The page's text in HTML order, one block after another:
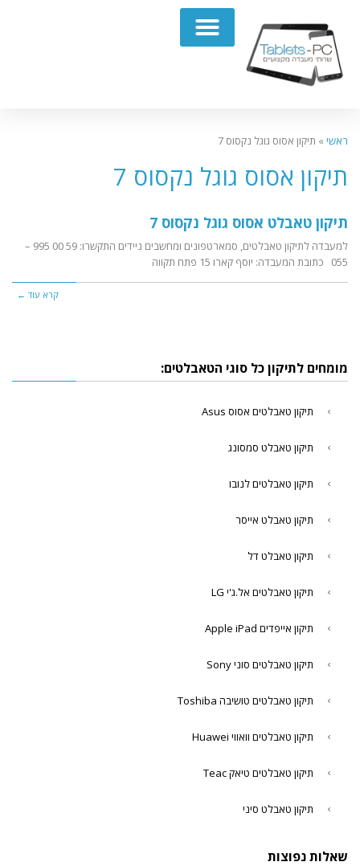
ראשי » תיקון אסוס גוגל נקסוס 7
תיקון אסוס גוגל נקסוס 7
תיקון טאבלט אסוס גוגל נקסוס 7
למעבדה לתיקון טאבלטים, סמארטפונים ומחשבים ניידים התקשרו: 59 00 995 –
055 כתובת המעבדה: יוסף קארו 15 פתח תקווה
קרא עוד ←
מומחים לתיקון כל סוגי הטאבלטים:
תיקון טאבלטים אסוס Asus
תיקון טאבלט סמסונג
תיקון טאבלטים לנובו
תיקון טאבלט אייסר
תיקון טאבלט דל
תיקון טאבלטים אל.ג'י LG
תיקון אייפדים Apple iPad
תיקון טאבלטים סוני Sony
תיקון טאבלטים טושיבה Toshiba
תיקון טאבלטים וואווי Huawei
תיקון טאבלטים טיאק Teac
תיקון טאבלט סיני
שאלות נפוצות